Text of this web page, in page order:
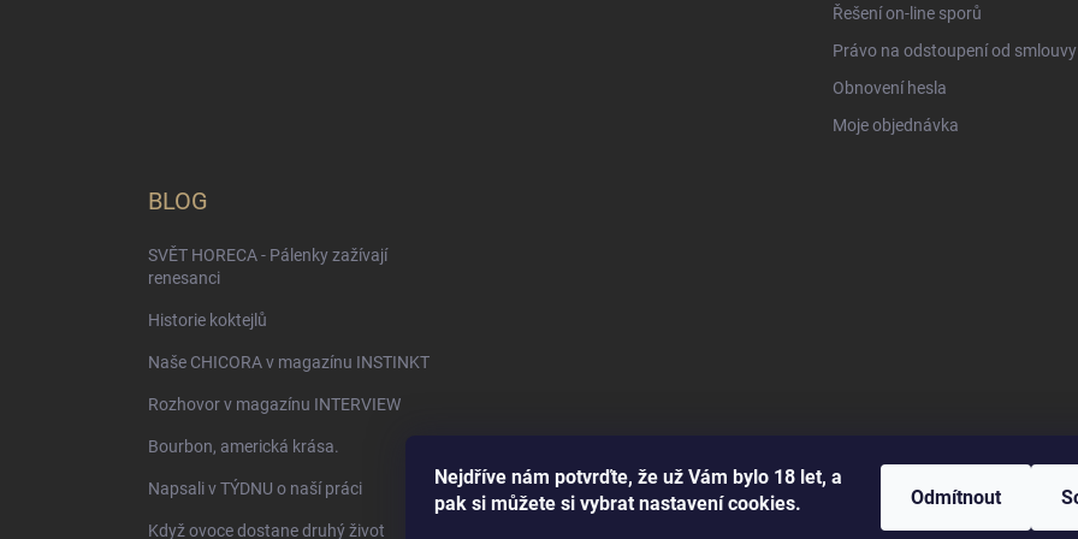
Nejdříve nám potvrďte, že už Vám bylo 18 let, a
pak si můžete si vybrat nastavení cookies.
Odmítnout
Řešení on-line sporů
Právo na odstoupení od smlouvy
Obnovení hesla
Moje objednávka
BLOG
SVĚT HORECA - Pálenky zažívají
renesanci
Historie koktejlů
Naše CHICORA v magazínu INSTINKT
Rozhovor v magazínu INTERVIEW
Bourbon, americká krása.
Napsali v TÝDNU o naší práci
Když ovoce dostane druhý život